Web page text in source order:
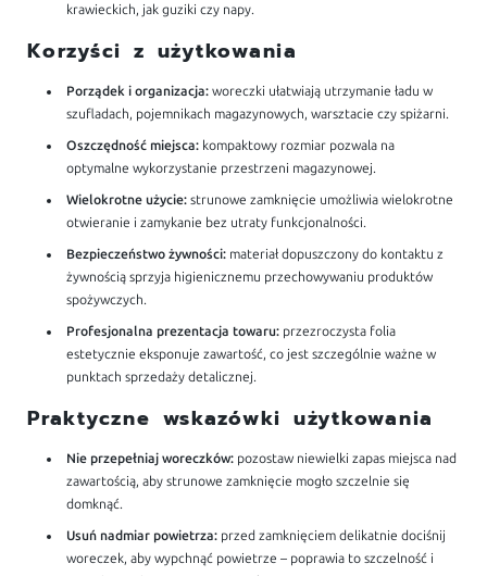
krawieckich, jak guziki czy napy.
Korzyści z użytkowania
Porządek i organizacja: woreczki ułatwiają utrzymanie ładu w
szufladach, pojemnikach magazynowych, warsztacie czy spiżarni.
Oszczędność miejsca: kompaktowy rozmiar pozwala na
optymalne wykorzystanie przestrzeni magazynowej.
Wielokrotne użycie: strunowe zamknięcie umożliwia wielokrotne
otwieranie i zamykanie bez utraty funkcjonalności.
Bezpieczeństwo żywności: materiał dopuszczony do kontaktu z
żywnością sprzyja higienicznemu przechowywaniu produktów
spożywczych.
Profesjonalna prezentacja towaru: przezroczysta folia
estetycznie eksponuje zawartość, co jest szczególnie ważne w
punktach sprzedaży detalicznej.
Praktyczne wskazówki użytkowania
Nie przepełniaj woreczków: pozostaw niewielki zapas miejsca nad
zawartością, aby strunowe zamknięcie mogło szczelnie się
domknąć.
Usuń nadmiar powietrza: przed zamknięciem delikatnie dociśnij
woreczek, aby wypchnąć powietrze – poprawia to szczelność i